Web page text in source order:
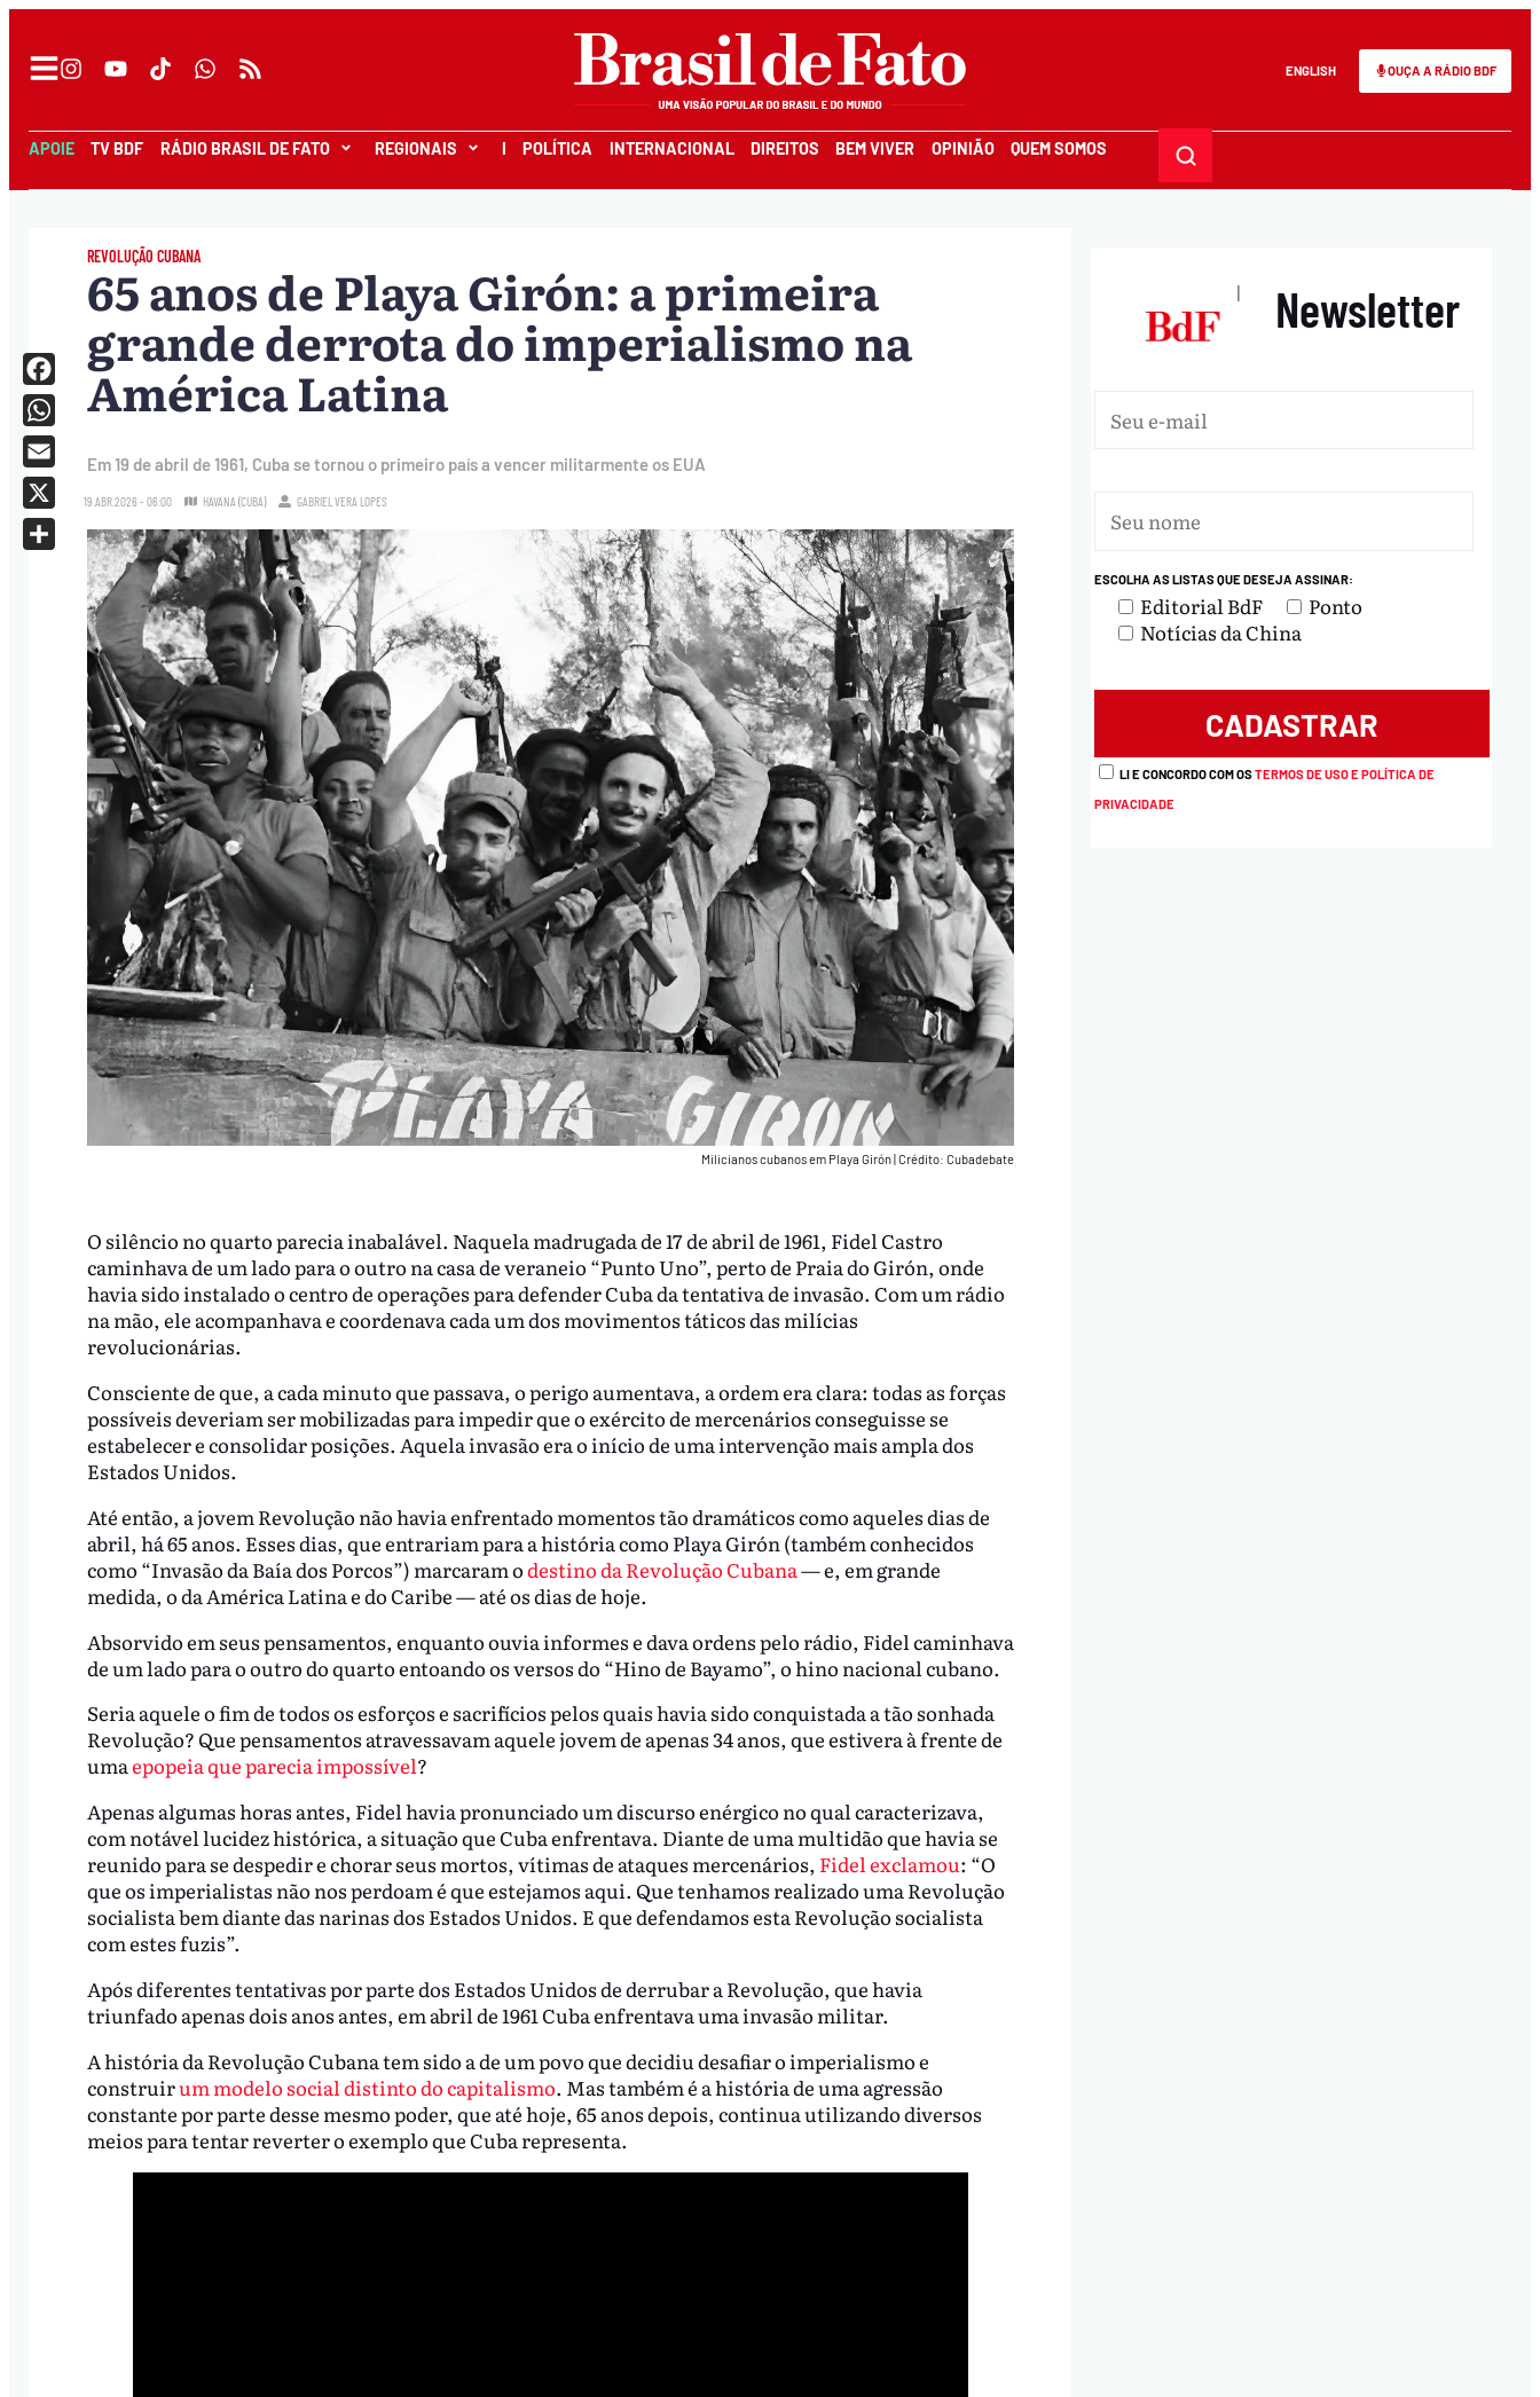
ENGLISH OUÇA A RÁDIO BDF
APOIE TV BDF RÁDIO BRASIL DE FATO REGIONAIS I POLÍTICA INTERNACIONAL DIREITOS BEM VIVER OPINIÃO QUEM SOMOS
REVOLUÇÃO CUBANA
65 anos de Playa Girón: a primeira
grande derrota do imperialismo na
América Latina
Em 19 de abril de 1961, Cuba se tornou o primeiro país a vencer militarmente os EUA
19.ABR.2026 - 06:00 HAVANA (CUBA) GABRIEL VERA LOPES
Milicianos cubanos em Playa Girón Crédito: Cubadebate
O silêncio no quarto parecia inabalável. Naquela madrugada de 17 de abril de 1961, Fidel Castro
caminhava de um lado para o outro na casa de veraneio “Punto Uno”, perto de Praia do Girón, onde
havia sido instalado o centro de operações para defender Cuba da tentativa de invasão. Com um rádio
na mão, ele acompanhava e coordenava cada um dos movimentos táticos das milícias
revolucionárias.
Consciente de que, a cada minuto que passava, o perigo aumentava, a ordem era clara: todas as forças
possíveis deveriam ser mobilizadas para impedir que o exército de mercenários conseguisse se
estabelecer e consolidar posições. Aquela invasão era o início de uma intervenção mais ampla dos
Estados Unidos.
Até então, a jovem Revolução não havia enfrentado momentos tão dramáticos como aqueles dias de
abril, há 65 anos. Esses dias, que entrariam para a história como Playa Girón (também conhecidos
como “Invasão da Baía dos Porcos”) marcaram odestino da Revolução Cubana— e, em grande
medida, o da América Latina e do Caribe — até os dias de hoje.
Absorvido em seus pensamentos, enquanto ouvia informes e dava ordens pelo rádio, Fidel caminhava
de um lado para o outro do quarto entoando os versos do “Hino de Bayamo”, o hino nacional cubano.
Seria aquele o fim de todos os esforços e sacrifícios pelos quais havia sido conquistada a tão sonhada
Revolução? Que pensamentos atravessavam aquele jovem de apenas 34 anos, que estivera à frente de
umaepopeia que parecia impossível?
Apenas algumas horas antes, Fidel havia pronunciado um discurso enérgico no qual caracterizava,
com notável lucidez histórica, a situação que Cuba enfrentava. Diante de uma multidão que havia se
reunido para se despedir e chorar seus mortos, vítimas de ataques mercenários, Fidel exclamou: “O
que os imperialistas não nos perdoam é que estejamos aqui. Que tenhamos realizado uma Revolução
socialista bem diante das narinas dos Estados Unidos. E que defendamos esta Revolução socialista
com estes fuzis”.
Após diferentes tentativas por parte dos Estados Unidos de derrubar a Revolução, que havia
triunfado apenas dois anos antes, em abril de 1961 Cuba enfrentava uma invasão militar.
A história da Revolução Cubana tem sido a de um povo que decidiu desafiar o imperialismo e
construirum modelo social distinto do capitalismo. Mas também é a história de uma agressão
constante por parte desse mesmo poder, que até hoje, 65 anos depois, continua utilizando diversos
meios para tentar reverter o exemplo que Cuba representa.
Facebook
WhatsApp
Email
X
| Newsletter
ESCOLHA AS LISTAS QUE DESEJA ASSINAR:
Editorial BdF
Ponto
Notícias da China
LI E CONCORDO COM OSTERMOS DE USO E POLÍTICA DE
PRIVACIDADE